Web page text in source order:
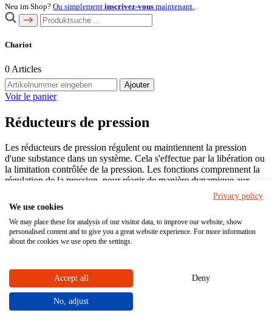
Neu im Shop? Ou simplement inscrivez-vous maintenant..
Chariot
0 Articles
Ajouter
Voir le panier
Réducteurs de pression
Les réducteurs de pression régulent ou maintiennent la pression
d'une substance dans un système. Cela s'effectue par la libération ou
la limitation contrôlée de la pression. Les fonctions comprennent la
régulation de la pression, pour réagir de manière dynamique aux
changements de pression et adapter le débit, et la décompression,
pour évacuer le surplus de substance en toute sécurité et éviter ainsi
une surcharge. Les réducteurs de pression permettent d'obtenir des
performances cohérentes dans les installations et d'éviter les effets
indésirables tels que les pics de pression ou les chutes de pression.
robinetteries industrielles, ils sont configurables individuellement et
peuvent être commandés dans notre
boutique en ligne
Commander simplement dès maintenant
Privacy policy
We use cookies
We may place these for analysis of our visitor data, to improve our website, show
personalised content and to give you a great website experience. For more information
about the cookies we use open the settings.
Accept all Deny
No, adjust